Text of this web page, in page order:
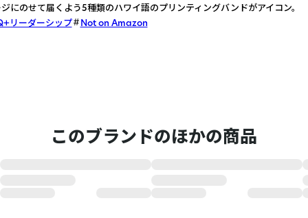
にのせて届くよう5種類のハワイ語のプリンティングバンドがアイコン。
リーダーシップ
Not on Amazon
このブランドのほかの商品